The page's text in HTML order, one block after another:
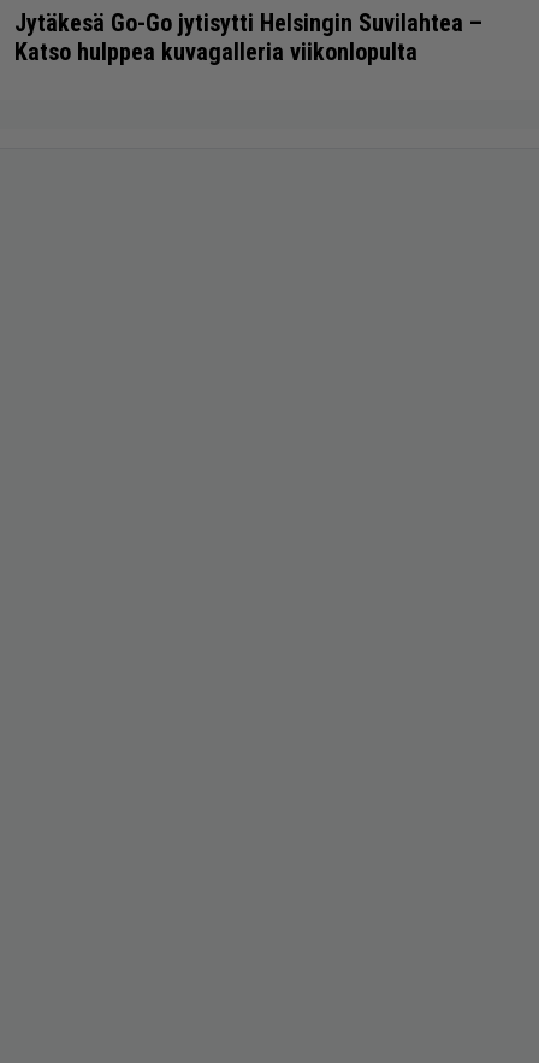
Jytäkesä Go-Go jytisytti Helsingin Suvilahtea –
Katso hulppea kuvagalleria viikonlopulta